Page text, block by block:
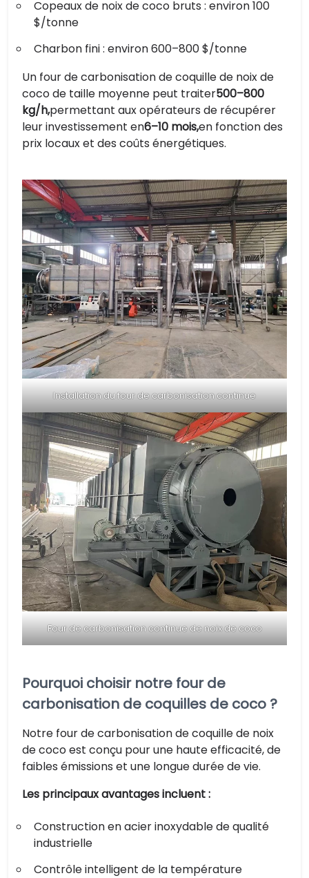
Copeaux de noix de coco bruts : environ 100
$/tonne
Charbon fini : environ 600–800 $/tonne
Un four de carbonisation de coquille de noix de
coco de taille moyenne peut traiter500–800
kg/h,permettant aux opérateurs de récupérer
leur investissement en6–10 mois,en fonction des
prix locaux et des coûts énergétiques.
Installation du four de carbonisation continue
Four de carbonisation continue de noix de coco
Pourquoi choisir notre four de
carbonisation de coquilles de coco ?
Notre four de carbonisation de coquille de noix
de coco est conçu pour une haute efficacité, de
faibles émissions et une longue durée de vie.
Les principaux avantages incluent :
Construction en acier inoxydable de qualité
industrielle
Contrôle intelligent de la température